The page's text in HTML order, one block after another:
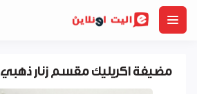
مضيفة اكريليك مقسم زنار ذهبي 9260710